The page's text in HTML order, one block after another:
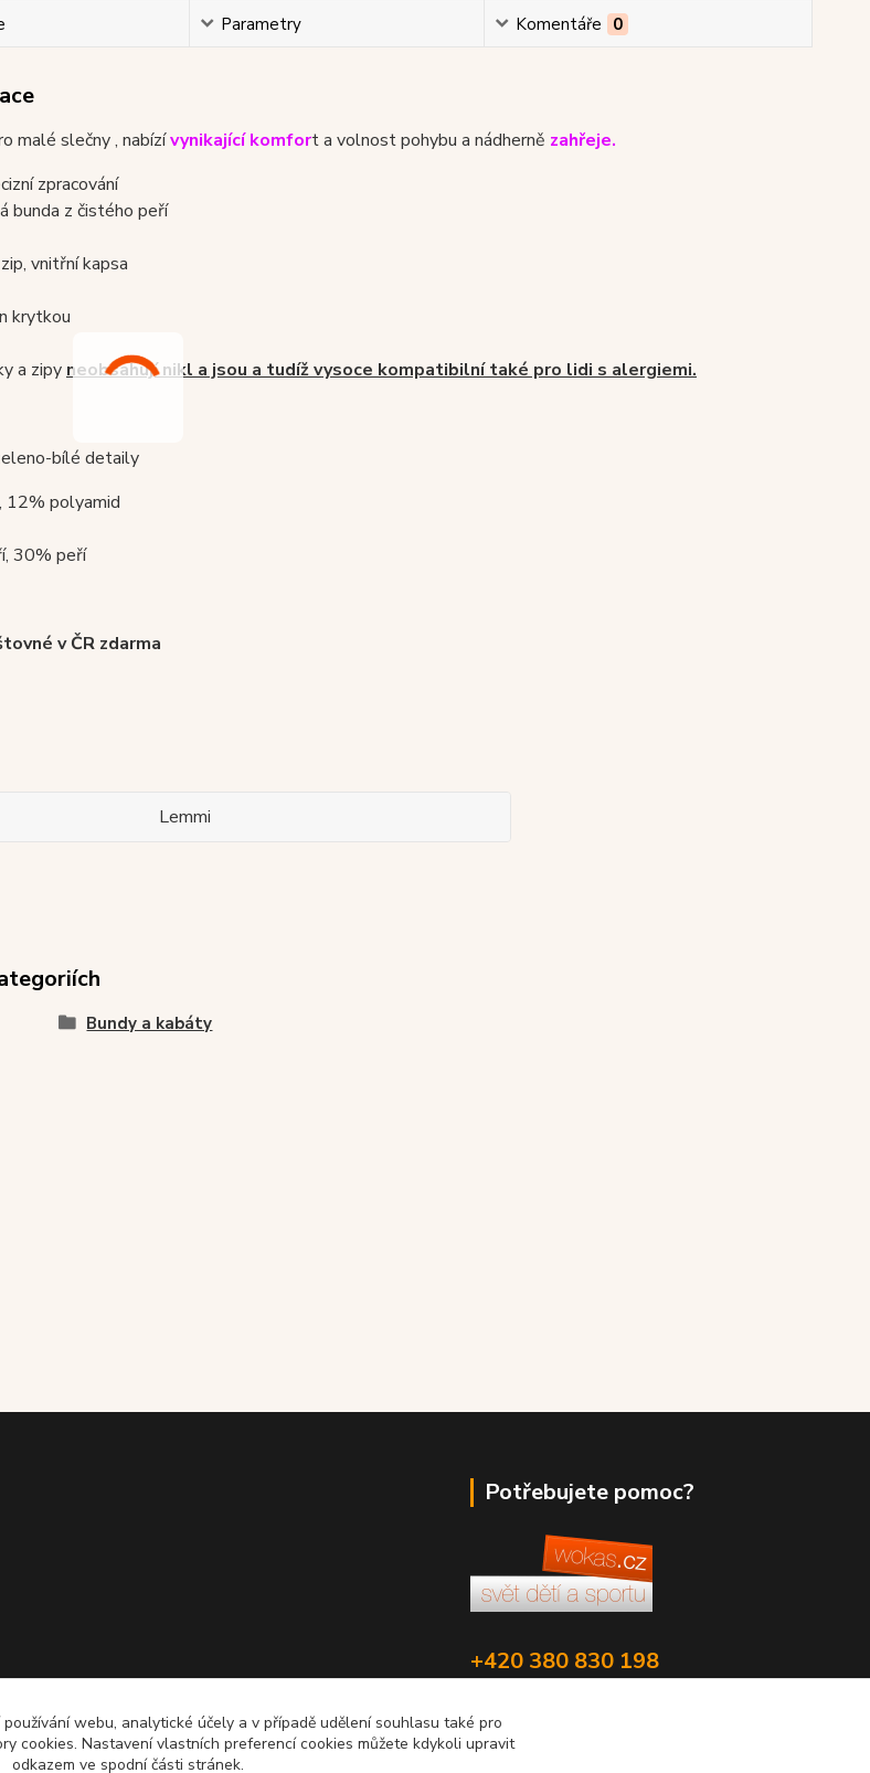
Parametry Komentáře 0
malé slečny , nabízívynikající komfort a volnost pohybu a nádherně zahřeje.
zpracování
bunda z čistého peří
vnitřní kapsa
krytkou
a zipy neobsahují nikl a jsou a tudíž vysoce kompatibilní také pro lidi s alergiemi.
bílé detaily
polyamid
30% peří
v ČR zdarma
Lemmi
Bundy a kabáty
Potřebujete pomoc?
+420 380 830 198
webu, analytické účely a v případě udělení souhlasu také pro
cookies. Nastavení vlastních preferencí cookies můžete kdykoli upravit
odkazem ve spodní části stránek.